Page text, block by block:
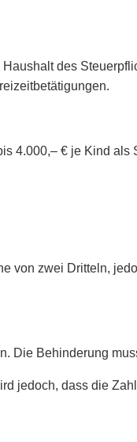
des
4.000,– € je Kind
von zwei Dritteln,
Die Behinderung
jedoch, dass die